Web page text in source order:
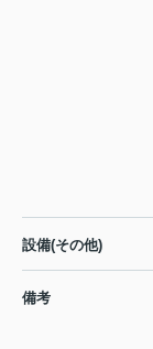
設備(その他)
備考